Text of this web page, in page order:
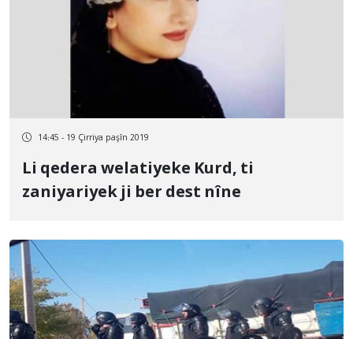
14:45 - 19 Çirriya paşîn 2019
Li qedera welatiyeke Kurd, ti
zaniyariyek ji ber dest nîne